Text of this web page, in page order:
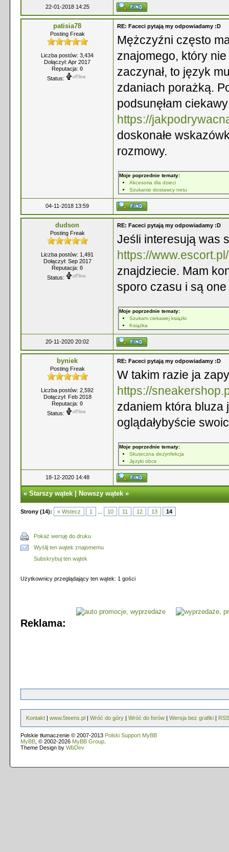
22-01-2018 14:25
patisia78
Posting Freak
Liczba postów: 3,434
Dołączył: Apr 2017
Reputacja: 0
Status:
RE: Faceci pytają my odpowiadamy :D
Mężczyźni często
znajomego, który
zaczynał, to język
zdaniach porażką.
podsunęłam
https://
doskonałe
rozmowy.
Moje poprzednie tematy:
Akcesoria dla dzieci
Szukanie dostawcy netu
04-11-2018 13:59
dudson
Posting Freak
Liczba postów: 1,491
Dołączył: Sep 2017
Reputacja: 0
Status:
RE: Faceci pytają my odpowiadamy :D
Jeśli interesują was
https://www.escort.pl/
znajdziecie. Mam
sporo czasu i są
Moje poprzednie tematy:
Szukam ciekawej książki
Książka
20-11-2020 20:02
byniek
Posting Freak
Liczba postów: 2,592
Dołączył: Feb 2018
Reputacja: 0
Status:
RE: Faceci pytają my odpowiadamy :D
W takim razie ja
https://
zdaniem która bluza
oglądałybyście
Moje poprzednie tematy:
Skuteczna dezynfekcja
Języki obce
18-12-2020 14:48
«Starszy wątek|Nowszy wątek»
Strony (14): « Wstecz 1 10 11 12 13 14
Pokaż wersję do druku
Wyślij ten wątek znajomemu
Subskrybuj ten wątek
Użytkownicy przeglądający ten wątek: 1 gości
Reklama:
Kontakt | www.5teens.pl | Wróć do góry | Wróć do forów | Wersja bez grafiki | RSS
Polskie tłumaczenie © 2007-2013 Polski Support MyBB
MyBB , © 2002-2026 MyBB Group
Theme Design by WbDev